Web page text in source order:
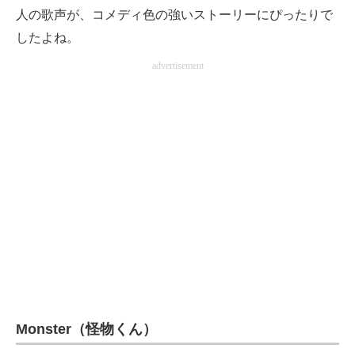
人の歌声が、コメディ色の強いストーリーにぴったりで
したよね。
advertisement
Monster（怪物くん）